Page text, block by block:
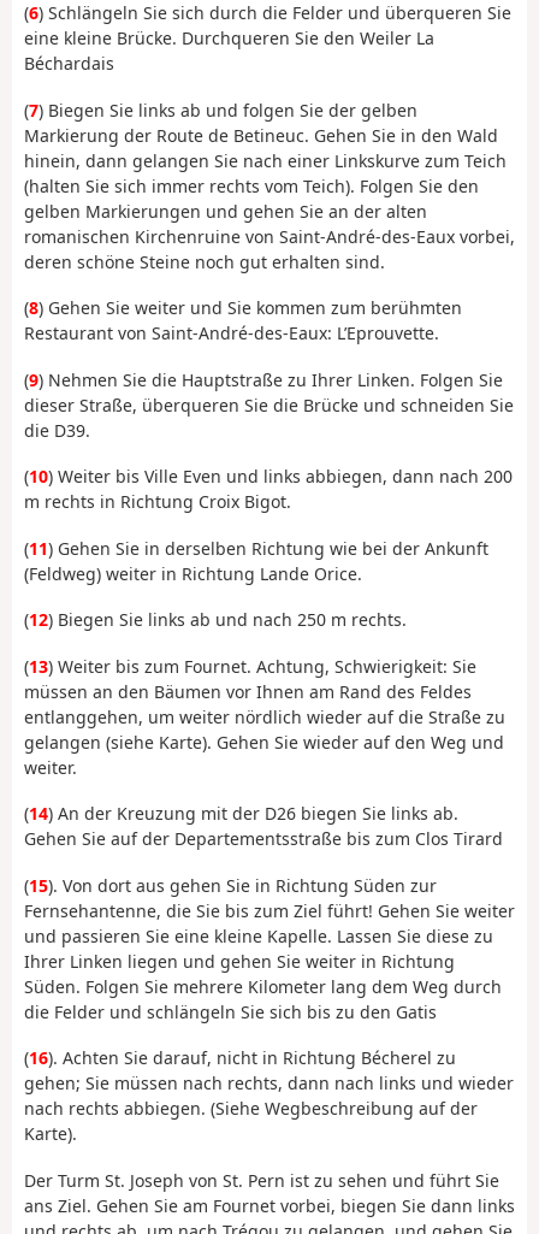
(6) Schlängeln Sie sich durch die Felder und überqueren Sie
eine kleine Brücke. Durchqueren Sie den Weiler La
Béchardais
(7) Biegen Sie links ab und folgen Sie der gelben
Markierung der Route de Betineuc. Gehen Sie in den Wald
hinein, dann gelangen Sie nach einer Linkskurve zum Teich
(halten Sie sich immer rechts vom Teich). Folgen Sie den
gelben Markierungen und gehen Sie an der alten
romanischen Kirchenruine von Saint-André-des-Eaux vorbei,
deren schöne Steine noch gut erhalten sind.
(8) Gehen Sie weiter und Sie kommen zum berühmten
Restaurant von Saint-André-des-Eaux: L’Eprouvette.
(9) Nehmen Sie die Hauptstraße zu Ihrer Linken. Folgen Sie
dieser Straße, überqueren Sie die Brücke und schneiden Sie
die D39.
(10) Weiter bis Ville Even und links abbiegen, dann nach 200
m rechts in Richtung Croix Bigot.
(11) Gehen Sie in derselben Richtung wie bei der Ankunft
(Feldweg) weiter in Richtung Lande Orice.
(12) Biegen Sie links ab und nach 250 m rechts.
(13) Weiter bis zum Fournet. Achtung, Schwierigkeit: Sie
müssen an den Bäumen vor Ihnen am Rand des Feldes
entlanggehen, um weiter nördlich wieder auf die Straße zu
gelangen (siehe Karte). Gehen Sie wieder auf den Weg und
weiter.
(14) An der Kreuzung mit der D26 biegen Sie links ab.
Gehen Sie auf der Departementsstraße bis zum Clos Tirard
(15). Von dort aus gehen Sie in Richtung Süden zur
Fernsehantenne, die Sie bis zum Ziel führt! Gehen Sie weiter
und passieren Sie eine kleine Kapelle. Lassen Sie diese zu
Ihrer Linken liegen und gehen Sie weiter in Richtung
Süden. Folgen Sie mehrere Kilometer lang dem Weg durch
die Felder und schlängeln Sie sich bis zu den Gatis
(16). Achten Sie darauf, nicht in Richtung Bécherel zu
gehen; Sie müssen nach rechts, dann nach links und wieder
nach rechts abbiegen. (Siehe Wegbeschreibung auf der
Karte).
Der Turm St. Joseph von St. Pern ist zu sehen und führt Sie
ans Ziel. Gehen Sie am Fournet vorbei, biegen Sie dann links